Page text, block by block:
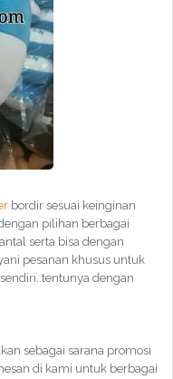
bordir sesuai keinginan
pilihan berbagai
serta bisa dengan
pesanan khusus untuk
tentunya dengan
sebagai sarana promosi
di kami untuk berbagai